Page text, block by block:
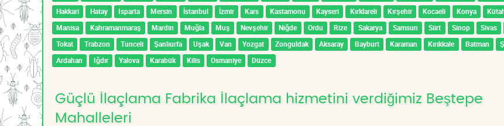
Hakkari
Hatay Isparta Mersin İstanbul İzmir Kars Kastamonu Kayseri Kırklareli Kırşehir Kocaeli Konya
Manisa
Kahramanmaraş Mardin Muğla Muş Nevşehir Niğde Ordu Rize Sakarya Samsun Siirt Sinop Sivas
Tokat
Trabzon Tunceli Şanlıurfa Uşak Van Yozgat Zonguldak Aksaray Bayburt Karaman Kırıkkale Batman
Ardahan
Iğdır Yalova Karabük Kilis Osmaniye Düzce
Güçlü İlaçlama Fabrika İlaçlama hizmetini verdiğimiz Beştepe
Mahalleleri